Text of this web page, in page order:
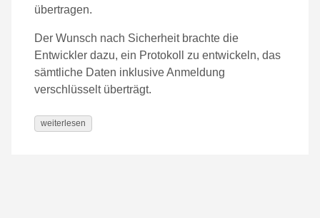
übertragen.
Der Wunsch nach Sicherheit brachte die
Entwickler dazu, ein Protokoll zu entwickeln, das
sämtliche Daten inklusive Anmeldung
verschlüsselt überträgt.
weiterlesen